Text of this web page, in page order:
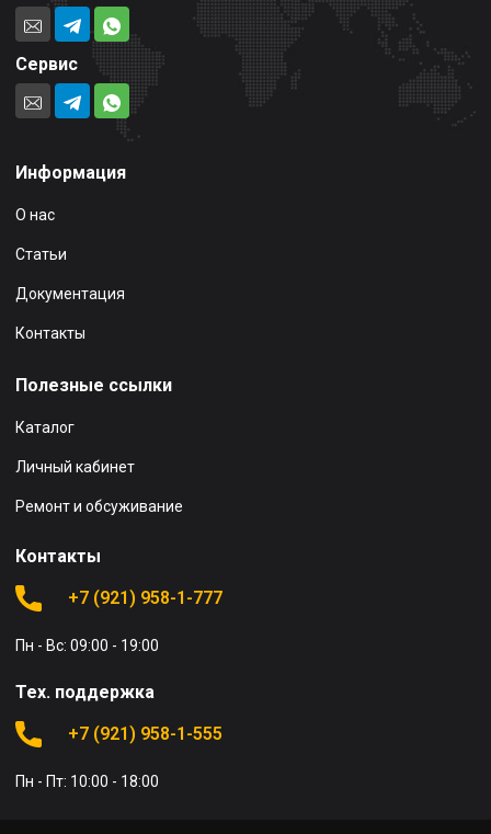
Сервис
Информация
О нас
Статьи
Документация
Контакты
Полезные ссылки
Каталог
Личный кабинет
Ремонт и обсуживание
Контакты
+7 (921) 958-1-777
Пн - Вс: 09:00 - 19:00
Тех. поддержка
+7 (921) 958-1-555
Пн - Пт: 10:00 - 18:00